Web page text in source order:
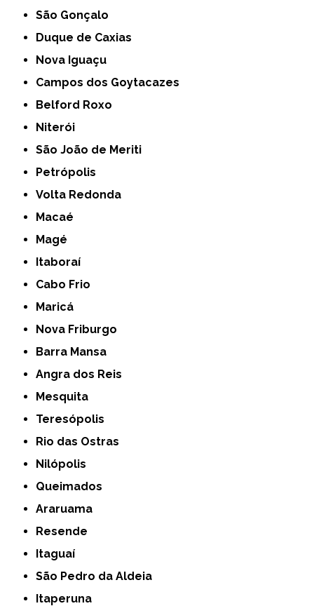
São Gonçalo
Duque de Caxias
Nova Iguaçu
Campos dos Goytacazes
Belford Roxo
Niterói
São João de Meriti
Petrópolis
Volta Redonda
Macaé
Magé
Itaboraí
Cabo Frio
Maricá
Nova Friburgo
Barra Mansa
Angra dos Reis
Mesquita
Teresópolis
Rio das Ostras
Nilópolis
Queimados
Araruama
Resende
Itaguaí
São Pedro da Aldeia
Itaperuna